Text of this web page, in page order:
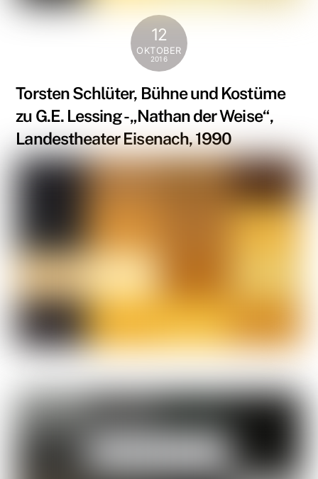
12
OKTOBER
2016
Torsten Schlüter, Bühne und Kostüme
zu G.E. Lessing -„Nathan der Weise“,
Landestheater Eisenach, 1990